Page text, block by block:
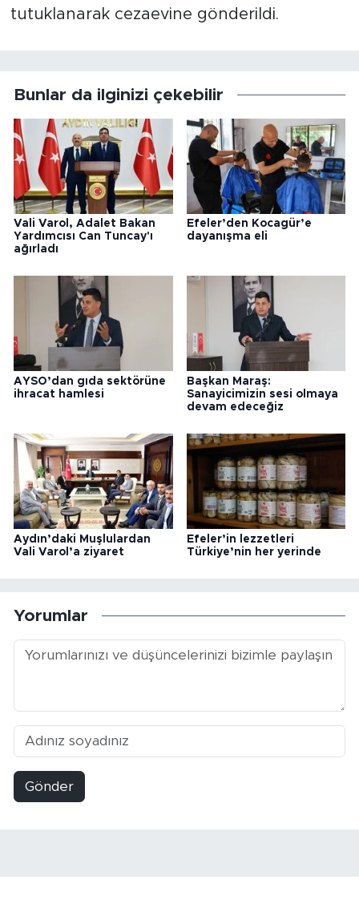
tutuklanarak cezaevine gönderildi.
Bunlar da ilginizi çekebilir
Vali Varol, Adalet Bakan
Yardımcısı Can Tuncay'ı
ağırladı
Efeler’den Kocagür’e
dayanışma eli
AYSO’dan gıda sektörüne
ihracat hamlesi
Başkan Maraş:
Sanayicimizin sesi olmaya
devam edeceğiz
Aydın’daki Muşlulardan
Vali Varol’a ziyaret
Efeler’in lezzetleri
Türkiye’nin her yerinde
Yorumlar
Gönder